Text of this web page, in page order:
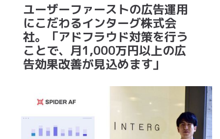
ユーザーファーストの広告運用
にこだわるインターグ株式会
社。「アドフラウド対策を行う
ことで、月1,000万円以上の広
告効果改善が見込めます」